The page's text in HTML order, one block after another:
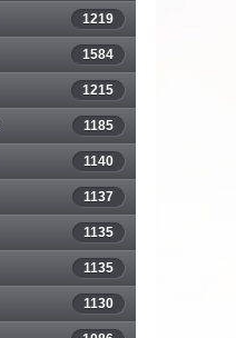
1219
1584
1215
1185
1140
1137
1135
1135
1130